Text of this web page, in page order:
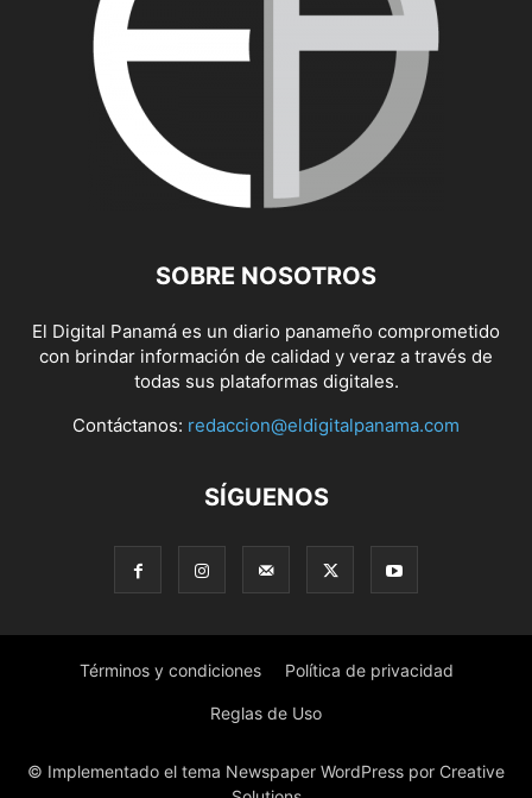
SOBRE NOSOTROS
El Digital Panamá es un diario panameño comprometido
con brindar información de calidad y veraz a través de
todas sus plataformas digitales.
Contáctanos: redaccion@eldigitalpanama.com
SÍGUENOS
Términos y condiciones Política de privacidad
Reglas de Uso
© Implementado el tema Newspaper WordPress por Creative